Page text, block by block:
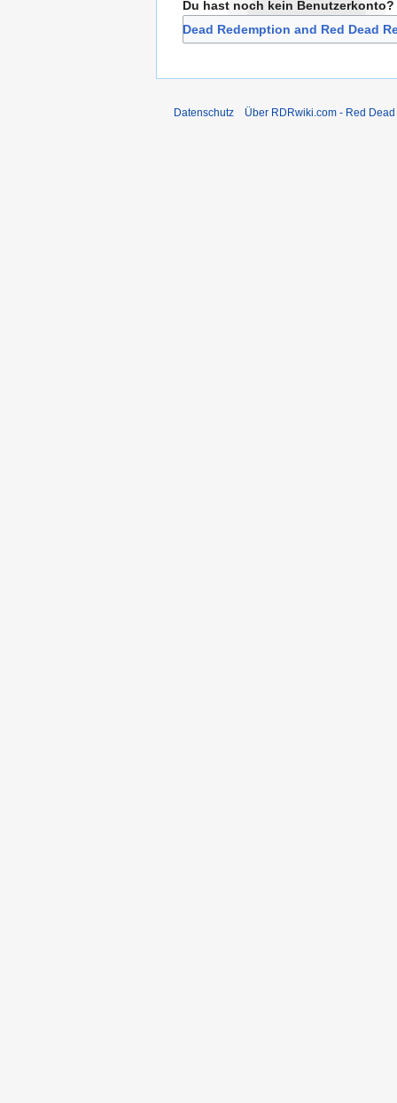
Du hast noch kein Benutzerkonto?
Bei RDRwiki.com - Red Dead Redemption and Red Dead
Datenschutz Über RDRwiki.com - Red